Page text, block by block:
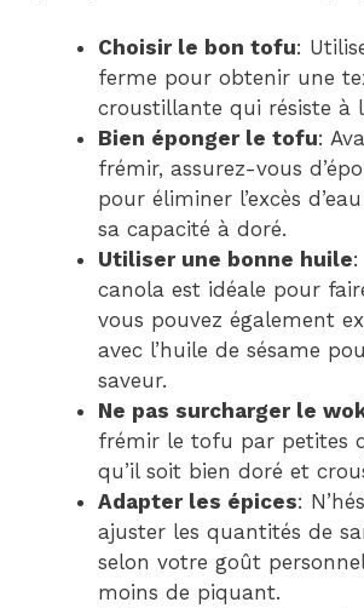
Choisir le bon tofu:
ferme pour obtenir une
croustillante qui résiste à
Bien éponger le tofu:
frémir, assurez-vous
pour éliminer l’excès
sa capacité à doré.
Utiliser une bonne huile:
canola est idéale pour
vous pouvez également
avec l’huile de sésame
saveur.
Ne pas surcharger le
frémir le tofu par petites
qu’il soit bien doré et
Adapter les épices:
ajuster les quantités de
selon votre goût
moins de piquant.